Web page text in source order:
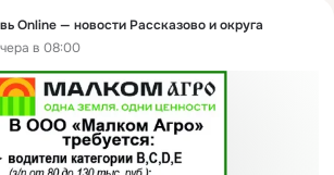
Online — новости Рассказово и округа
в 08:00